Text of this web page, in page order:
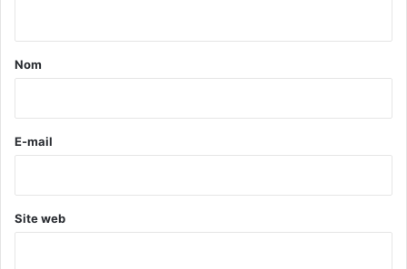
a
e
Nom
E-mail
Site web